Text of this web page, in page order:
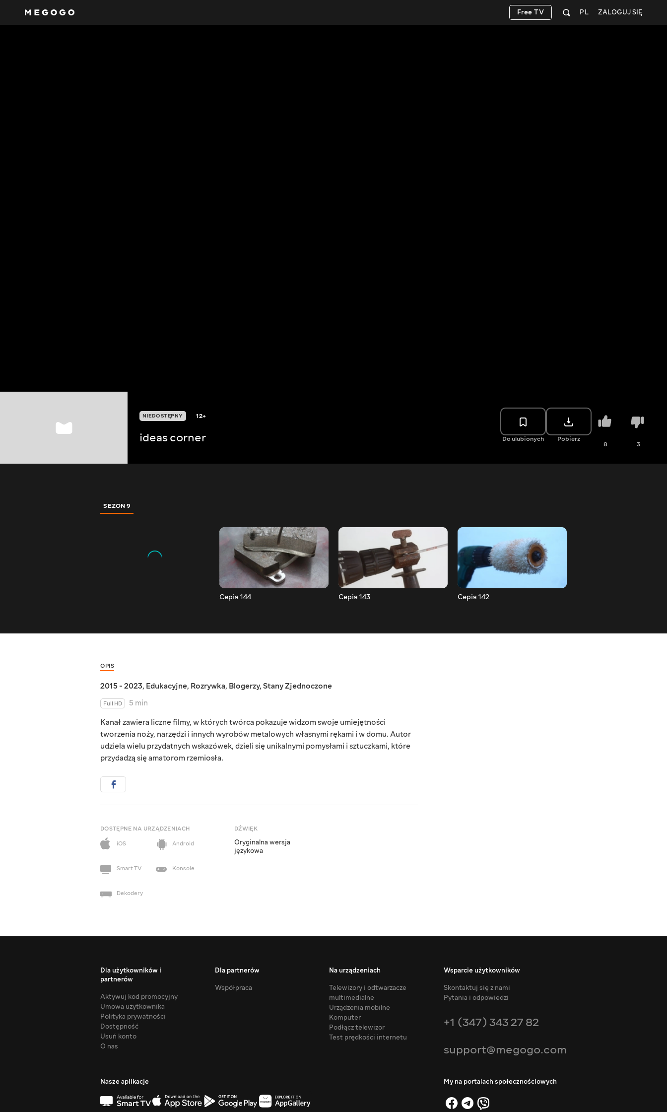
ZALOGUJ SIĘ
PL
Free TV
NIEDOSTĘPNY 12+
ideas corner Do ulubionych Pobierz
8 3
SEZON 9
Серія 144 Серія 143 Серія 142
OPIS
2015 - 2023, Edukacyjne, Rozrywka, Blogerzy, Stany Zjednoczone
Full HD
5 min
Kanał zawiera liczne filmy, w których twórca pokazuje widzom swoje umiejętności
tworzenia noży, narzędzi i innych wyrobów metalowych własnymi rękami i w domu. Autor
udziela wielu przydatnych wskazówek, dzieli się unikalnymi pomysłami i sztuczkami, które
przydadzą się amatorom rzemiosła.
DOSTĘPNE NA URZĄDZENIACH
iOS
Android
Smart TV Konsole
Dekodery
DŹWIĘK
Oryginalna wersja
językowa
Dla użytkowników i
partnerów
Aktywuj kod promocyjny
Umowa użytkownika
Polityka prywatności
Dostępność
Usuń konto
O nas
Dla partnerów
Współpraca
Na urządzeniach
Telewizory i odtwarzacze
multimedialne
Urządzenia mobilne
Komputer
Podłącz telewizor
Test prędkości internetu
Wsparcie użytkowników
Skontaktuj się z nami
Pytania i odpowiedzi
+1 (347) 343 27 82
support@megogo.com
Nasze aplikacje My na portalach społecznościowych